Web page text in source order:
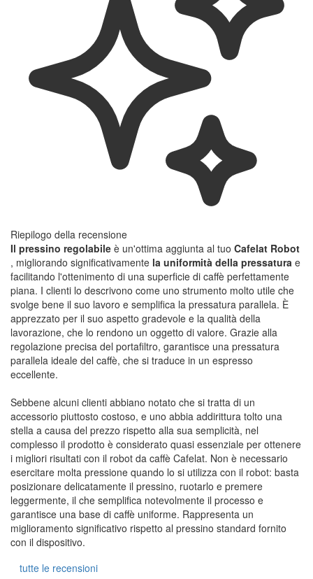
Riepilogo della recensione
Il pressino regolabile è un'ottima aggiunta al tuo Cafelat Robot
, migliorando significativamente la uniformità della pressatura e
facilitando l'ottenimento di una superficie di caffè perfettamente
piana. I clienti lo descrivono come uno strumento molto utile che
svolge bene il suo lavoro e semplifica la pressatura parallela. È
apprezzato per il suo aspetto gradevole e la qualità della
lavorazione, che lo rendono un oggetto di valore. Grazie alla
regolazione precisa del portafiltro, garantisce una pressatura
parallela ideale del caffè, che si traduce in un espresso
eccellente.
Sebbene alcuni clienti abbiano notato che si tratta di un
accessorio piuttosto costoso, e uno abbia addirittura tolto una
stella a causa del prezzo rispetto alla sua semplicità, nel
complesso il prodotto è considerato quasi essenziale per ottenere
i migliori risultati con il robot da caffè Cafelat. Non è necessario
esercitare molta pressione quando lo si utilizza con il robot: basta
posizionare delicatamente il pressino, ruotarlo e premere
leggermente, il che semplifica notevolmente il processo e
garantisce una base di caffè uniforme. Rappresenta un
miglioramento significativo rispetto al pressino standard fornito
con il dispositivo.
tutte le recensioni